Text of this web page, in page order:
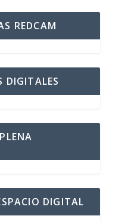
REDCAM
DIGITALES
DIGITAL